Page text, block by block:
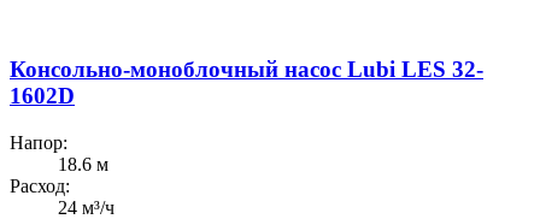
Консольно-моноблочный насос Lubi LES 32-
1602D
Напор:
18.6 м
Расход:
24 м³/ч